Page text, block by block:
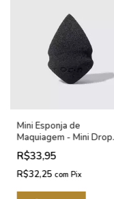
Mini Esponja de
Maquiagem - Mini Drop
Océane Edition
R$33,95
R$32,25 com Pix